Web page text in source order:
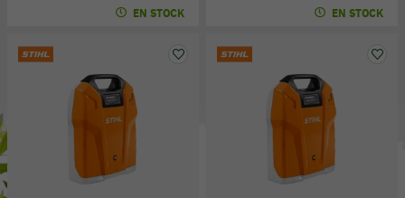
EN STOCK EN STOCK